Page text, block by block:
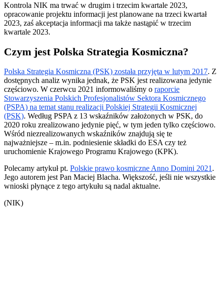
Kontrola NIK ma trwać w drugim i trzecim kwartale 2023,
opracowanie projektu informacji jest planowane na trzeci kwartał
2023, zaś akceptacja informacji ma także nastąpić w trzecim
kwartale 2023.
Czym jest Polska Strategia Kosmiczna?
Polska Strategia Kosmiczna (PSK) została przyjęta w lutym 2017. Z
dostępnych analiz wynika jednak, że PSK jest realizowana jedynie
częściowo. W czerwcu 2021 informowaliśmy o raporcie
Stowarzyszenia Polskich Profesjonalistów Sektora Kosmicznego
(PSPA) na temat stanu realizacji Polskiej Strategii Kosmicznej
(PSK). Według PSPA z 13 wskaźników założonych w PSK, do
2020 roku zrealizowano jedynie pięć, w tym jeden tylko częściowo.
Wśród niezrealizowanych wskaźników znajdują się te
najważniejsze – m.in. podniesienie składki do ESA czy też
uruchomienie Krajowego Programu Krajowego (KPK).
Polecamy artykuł pt. Polskie prawo kosmiczne Anno Domini 2021 .
Jego autorem jest Pan Maciej Blacha. Większość, jeśli nie wszystkie
wnioski płynące z tego artykułu są nadal aktualne.
(NIK)